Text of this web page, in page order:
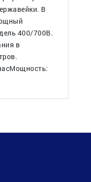
В
400/700В.
в